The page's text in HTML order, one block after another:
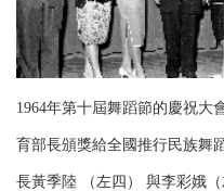
1964年第十屆舞蹈節的慶祝大
育部長頒獎給全國推行民族舞
長黃季陸 （左四） 與李彩娥（